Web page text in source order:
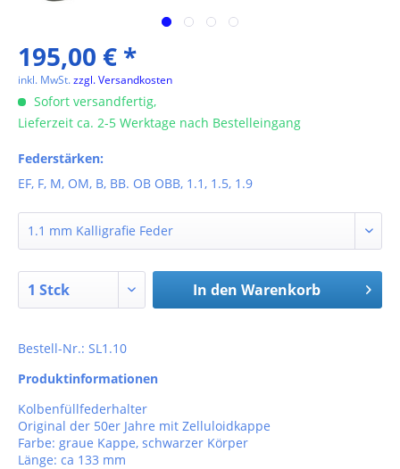
195,00 € *
inkl. MwSt.zzgl. Versandkosten
Sofort versandfertig,
Lieferzeit ca. 2-5 Werktage nach Bestelleingang
Federstärken:
EF, F, M, OM, B, BB. OB OBB, 1.1, 1.5, 1.9
In den Warenkorb
Bestell-Nr.: SL1.10
Produktinformationen
Kolbenfüllfederhalter
Original der 50er Jahre mit Zelluloidkappe
Farbe: graue Kappe, schwarzer Körper
Länge: ca 133 mm